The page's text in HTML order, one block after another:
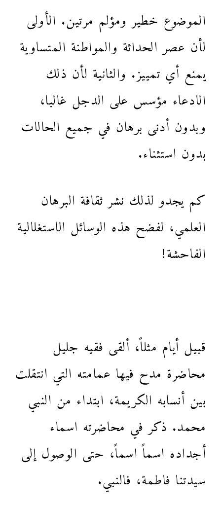
الموضوع خطير ومؤلم مرتين. الأولى
لأن عصر الحداثة والمواطنة المتساوية
يمنع أي تمييز. والثانية لأن ذلك
الادعاء مؤسس على الدجل غالبا،
وبدون أدنى برهان في جميع الحالات
بدون استثناء.
كم يجدو لذلك نشر ثقافة البرهان
العلمي، لفضح هذه الوسائل الاستغلالية
الفاحشة!
قبيل أيام مثلاً، ألقى فقيه جليل
محاضرة مدح فيها عمامته التي انتقلت
بين أنسابه الكريمة، ابتداء من النبي
محمد. ذكر في محاضرته اسماء
أجداده اسماً اسماً، حتى الوصول إلى
سيدتنا فاطمة، فالنبي.